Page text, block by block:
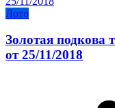
Лото
Золотая подкова
от 25/11/2018